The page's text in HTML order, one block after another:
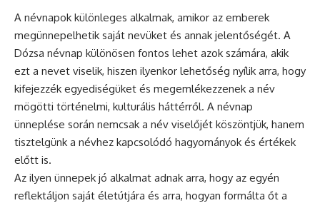
A névnapok különleges alkalmak, amikor az emberek
megünnepelhetik saját nevüket és annak jelentőségét. A
Dózsa névnap különösen fontos lehet azok számára, akik
ezt a nevet viselik, hiszen ilyenkor lehetőség nyílik arra, hogy
kifejezzék egyediségüket és megemlékezzenek a név
mögötti történelmi, kulturális háttérről. A névnap
ünneplése során nemcsak a név viselőjét köszöntjük, hanem
tisztelgünk a névhez kapcsolódó hagyományok és értékek
előtt is.
Az ilyen ünnepek jó alkalmat adnak arra, hogy az egyén
reflektáljon saját életútjára és arra, hogyan formálta őt a